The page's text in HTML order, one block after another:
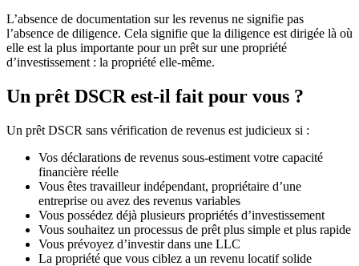
L’absence de documentation sur les revenus ne signifie pas
l’absence de diligence. Cela signifie que la diligence est dirigée là où
elle est la plus importante pour un prêt sur une propriété
d’investissement : la propriété elle-même.
Un prêt DSCR est-il fait pour vous ?
Un prêt DSCR sans vérification de revenus est judicieux si :
Vos déclarations de revenus sous-estiment votre capacité
financière réelle
Vous êtes travailleur indépendant, propriétaire d’une
entreprise ou avez des revenus variables
Vous possédez déjà plusieurs propriétés d’investissement
Vous souhaitez un processus de prêt plus simple et plus rapide
Vous prévoyez d’investir dans une LLC
La propriété que vous ciblez a un revenu locatif solide